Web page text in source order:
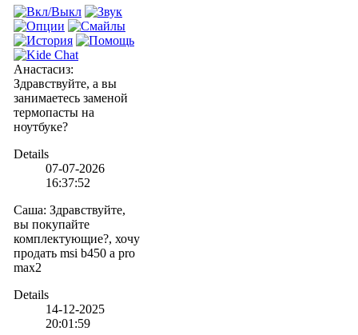
Анастасиз:
Здравствуйте, а вы
занимаетесь заменой
термопасты на
ноутбуке?
Details
07-07-2026
16:37:52
Саша: Здравствуйте,
вы покупайте
комплектующие?, хочу
продать msi b450 a pro
max2
Details
14-12-2025
20:01:59